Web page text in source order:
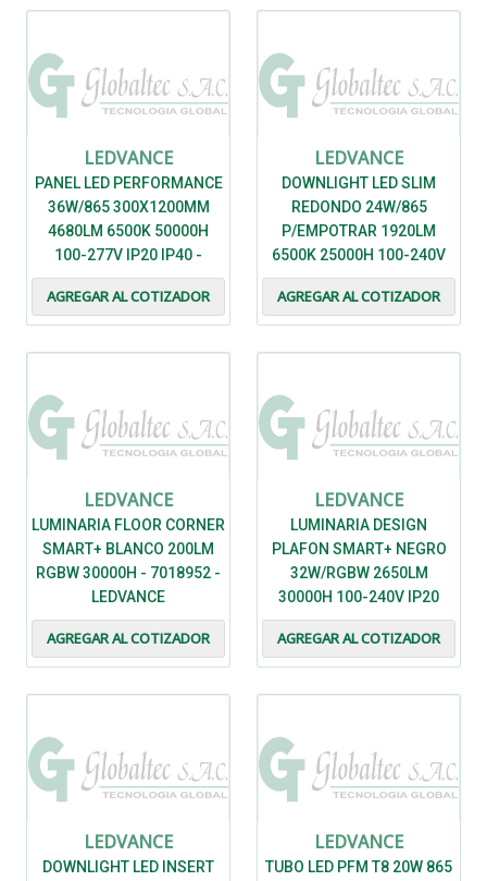
LEDVANCE
PANEL LED PERFORMANCE
36W/865 300X1200MM
4680LM 6500K 50000H
100-277V IP20 IP40 -
7021892 - LEDVANCE
AGREGAR AL COTIZADOR
LEDVANCE
DOWNLIGHT LED SLIM
REDONDO 24W/865
P/EMPOTRAR 1920LM
6500K 25000H 100-240V
IP20 IK03 - 7021624 -
LEDVANCE
AGREGAR AL COTIZADOR
LEDVANCE
LUMINARIA FLOOR CORNER
SMART+ BLANCO 200LM
RGBW 30000H - 7018952 -
LEDVANCE
AGREGAR AL COTIZADOR
LEDVANCE
LUMINARIA DESIGN
PLAFON SMART+ NEGRO
32W/RGBW 2650LM
30000H 100-240V IP20
IK03 - 7019061 - LEDVANCE
AGREGAR AL COTIZADOR
LEDVANCE
DOWNLIGHT LED INSERT
LEDVANCE
TUBO LED PFM T8 20W 865